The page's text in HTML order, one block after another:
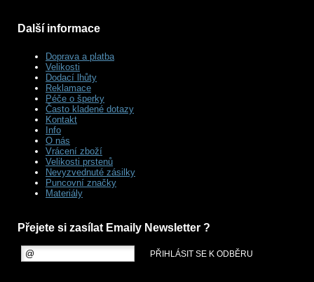
Další informace
Doprava a platba
Velikosti
Dodací lhůty
Reklamace
Péče o šperky
Často kladené dotazy
Kontakt
Info
O nás
Vrácení zboží
Velikosti prstenů
Nevyzvednuté zásilky
Puncovní značky
Materiály
Přejete si zasílat Emaily Newsletter ?